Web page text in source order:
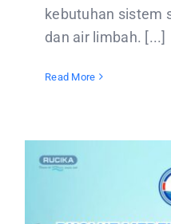
kebutuhan sistem
dan air limbah. [...]
Read More